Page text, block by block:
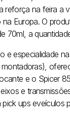
na feira a
Europa. O
70ml, a
especialidade
e o Spicer
e
ups eveículos